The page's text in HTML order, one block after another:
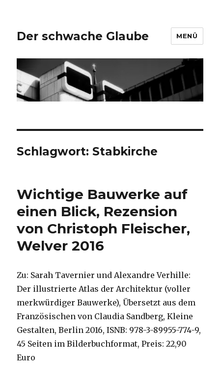
Der schwache Glaube MENÜ
Schlagwort: Stabkirche
Wichtige Bauwerke auf
einen Blick, Rezension
von Christoph Fleischer,
Welver 2016
Zu: Sarah Tavernier und Alexandre Verhille:
Der illustrierte Atlas der Architektur (voller
merkwürdiger Bauwerke), Übersetzt aus dem
Französischen von Claudia Sandberg, Kleine
Gestalten, Berlin 2016, ISNB: 978-3-89955-774-9,
45 Seiten im Bilderbuchformat, Preis: 22,90
Euro